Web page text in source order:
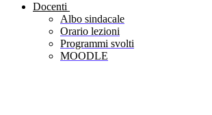
Docenti
Albo sindacale
Orario lezioni
Programmi svolti
MOODLE